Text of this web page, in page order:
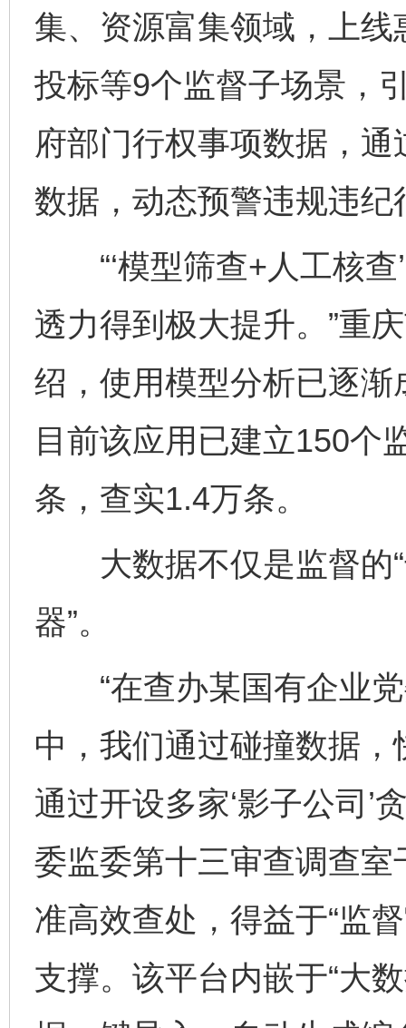
集、资源富集领域，上
投标等9个监督子场景，
府部门行权事项数据，
数据，动态预警违规违纪
“‘模型筛查+人工核查
透力得到极大提升。”重
绍，使用模型分析已逐
目前该应用已建立150个
条，查实1.4万条。
大数据不仅是监督的“
器”。
“在查办某国有企业党
中，我们通过碰撞数据
通过开设多家‘影子公司’
委监委第十三审查调查
准高效查处，得益于“监
支撑。该平台内嵌于“大